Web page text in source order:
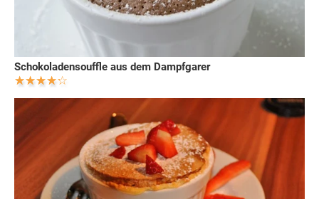
Schokoladensouffle aus dem Dampfgarer